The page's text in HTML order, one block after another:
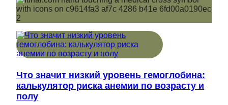
Что значит низкий уровень гемоглобина:
калькулятор риска анемии по возрасту и
полу